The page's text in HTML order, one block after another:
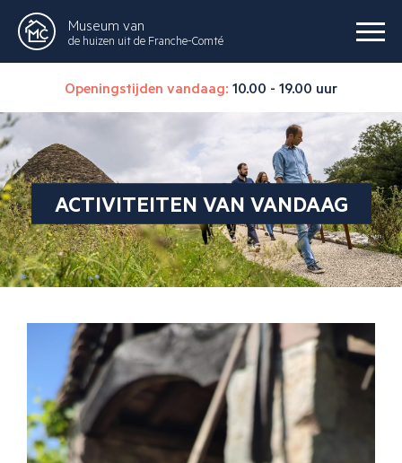
Museum van
de huizen uit de Franche-Comté
Openingstijden vandaag: 10.00 - 19.00 uur
ACTIVITEITEN VAN VANDAAG